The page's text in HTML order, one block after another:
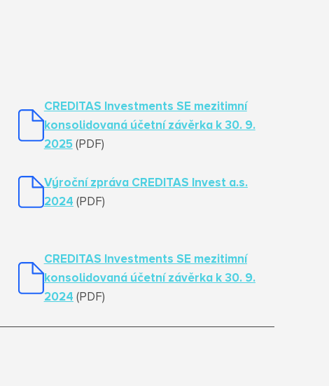
CREDITAS Investments SE mezitimní
konsolidovaná účetní závěrka k 30. 9.
2025(PDF)
Výroční zpráva CREDITAS Invest a.s.
2024 (PDF)
CREDITAS Investments SE mezitimní
konsolidovaná účetní závěrka k 30. 9.
2024 (PDF)